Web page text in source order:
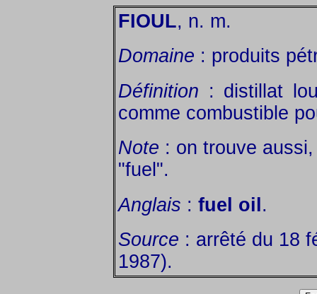
FIOUL, n. m.
Domaine : produits
Définition : distillat
comme combustible
Note : on trouve
"fuel".
Anglais : fuel oil .
Source : arrêté du 18
1987).